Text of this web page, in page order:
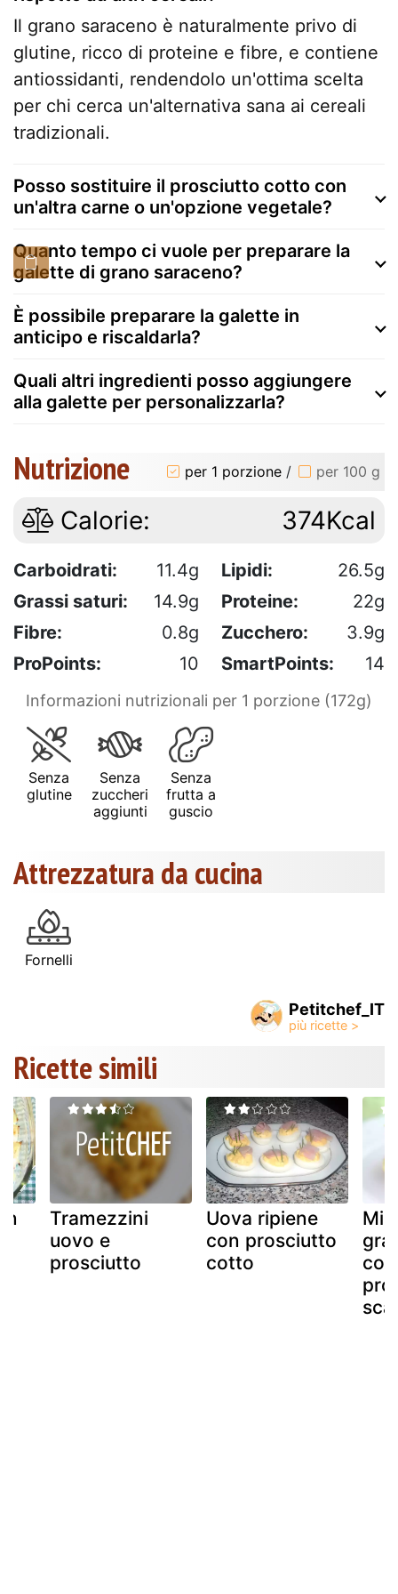
Il grano saraceno è naturalmente privo di
glutine, ricco di proteine e fibre, e contiene
antiossidanti, rendendolo un'ottima scelta
per chi cerca un'alternativa sana ai cereali
tradizionali.
Posso sostituire il prosciutto cotto con
un'altra carne o un'opzione vegetale?
Quanto tempo ci vuole per preparare la
galette di grano saraceno?
È possibile preparare la galette in
anticipo e riscaldarla?
Quali altri ingredienti posso aggiungere
alla galette per personalizzarla?
Nutrizione per 1 porzione / per 100 g
Calorie: 374Kcal
Carboidrati: 11.4g Lipidi:
26.5g
Grassi saturi:
14.9g Proteine:
22g
Fibre:
0.8g Zucchero:
3.9g
ProPoints:
10 SmartPoints: 14
Informazioni nutrizionali per 1 porzione (172g)
Senza
glutine
Senza
zuccheri
aggiunti
Senza
frutta a
guscio
Attrezzatura da cucina
Fornelli
Petitchef_IT
Ricette simili
Tramezzini
uovo e
prosciutto
Uova ripiene
con prosciutto
cotto